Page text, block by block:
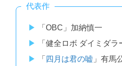
代表作
「OBC」加納慎一
「健全ロボ ダイミダ
「 四月は君の嘘 」有馬